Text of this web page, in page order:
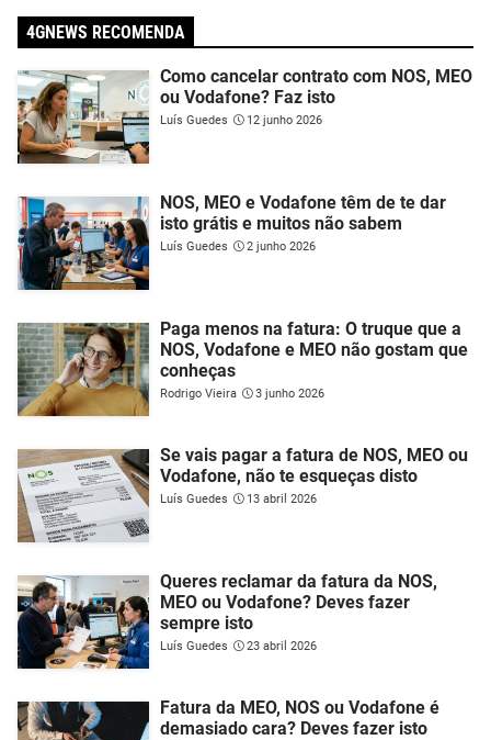
4GNEWS RECOMENDA
Como cancelar contrato com NOS, MEO
ou Vodafone? Faz isto
Luís Guedes 12 junho 2026
NOS, MEO e Vodafone têm de te dar
isto grátis e muitos não sabem
Luís Guedes 2 junho 2026
Paga menos na fatura: O truque que a
NOS, Vodafone e MEO não gostam que
conheças
Rodrigo Vieira 3 junho 2026
Se vais pagar a fatura de NOS, MEO ou
Vodafone, não te esqueças disto
Luís Guedes 13 abril 2026
Queres reclamar da fatura da NOS,
MEO ou Vodafone? Deves fazer
sempre isto
Luís Guedes 23 abril 2026
Fatura da MEO, NOS ou Vodafone é
demasiado cara? Deves fazer isto